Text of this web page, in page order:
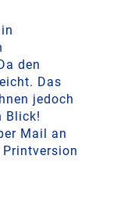
den
Das
jedoch
Blick!
Mail an